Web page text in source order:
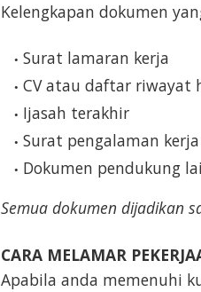
Kelengkapan dokumen
Surat lamaran kerja
CV atau daftar riwayat
Ijasah terakhir
Surat pengalaman kerja
Dokumen pendukung
Semua dokumen dijadikan
CARA MELAMAR
Apabila anda memenuhi